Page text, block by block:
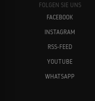
FOLGEN SIE UNS
FACEBOOK
INSTAGRAM
RSS-FEED
YOUTUBE
WHATSAPP